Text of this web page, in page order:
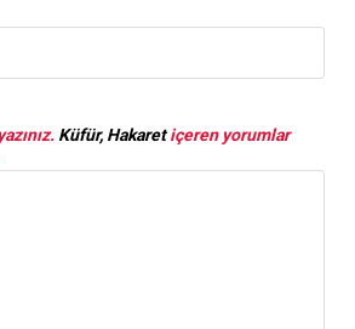
Küfür, Hakaretiçeren yorumlar